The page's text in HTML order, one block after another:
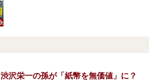
渋沢栄一の孫が「紙幣を無価値」に？